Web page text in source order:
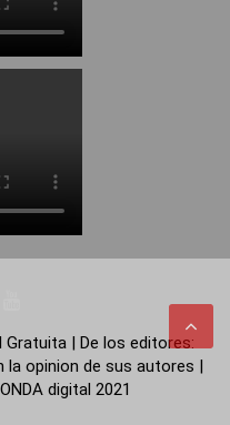
Gratuita | De los editores:
la opinion de sus autores |
digital 2021